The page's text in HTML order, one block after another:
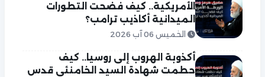
الأمريكية.. كيف فضحت التطورات
الميدانية أكاذيب ترامب؟
الخميس 06 آب 2026
أكذوبة الهروب إلى روسيا.. كيف
حطمت شهادة السيد الخامنئي قدس